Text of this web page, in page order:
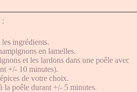
:
les ingrédients.
en lamelles.
et les lardons dans une poêle avec
+/- 10 minutes).
de votre choix.
la poêle durant +/- 5 minutes.